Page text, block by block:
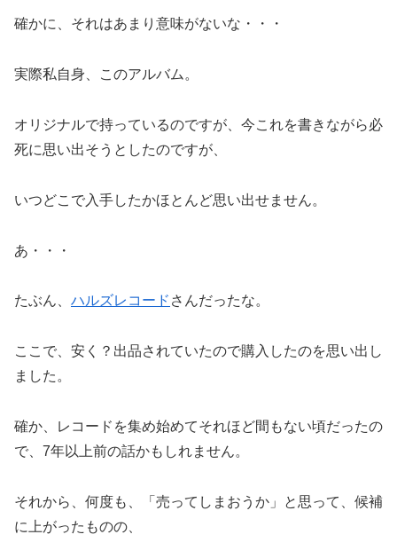
確かに、それはあまり意味がないな・・・
実際私自身、このアルバム。
オリジナルで持っているのですが、今これを書きながら必
死に思い出そうとしたのですが、
いつどこで入手したかほとんど思い出せません。
あ・・・
たぶん、 ハルズレコード さんだったな。
ここで、安く？出品されていたので購入したのを思い出し
ました。
確か、レコードを集め始めてそれほど間もない頃だったの
で、7年以上前の話かもしれません。
それから、何度も、「売ってしまおうか」と思って、候補
に上がったものの、